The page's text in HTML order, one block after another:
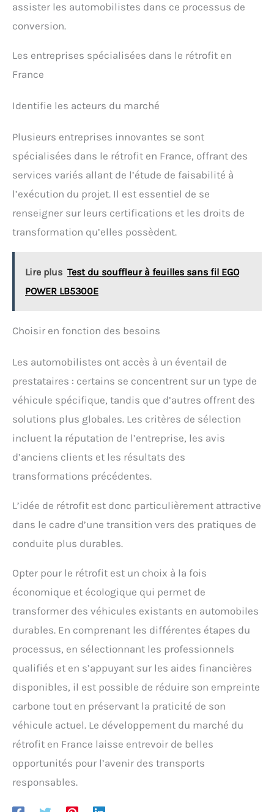
assister les automobilistes dans ce processus de
conversion.
Les entreprises spécialisées dans le rétrofit en
France
Identifie les acteurs du marché
Plusieurs entreprises innovantes se sont
spécialisées dans le rétrofit en France, offrant des
services variés allant de l’étude de faisabilité à
l’exécution du projet. Il est essentiel de se
renseigner sur leurs certifications et les droits de
transformation qu’elles possèdent.
Lire plus Test du souffleur à feuilles sans fil EGO
POWER LB5300E
Choisir en fonction des besoins
Les automobilistes ont accès à un éventail de
prestataires : certains se concentrent sur un type de
véhicule spécifique, tandis que d’autres offrent des
solutions plus globales. Les critères de sélection
incluent la réputation de l’entreprise, les avis
d’anciens clients et les résultats des
transformations précédentes.
L’idée de rétrofit est donc particulièrement attractive
dans le cadre d’une transition vers des pratiques de
conduite plus durables.
Opter pour le rétrofit est un choix à la fois
économique et écologique qui permet de
transformer des véhicules existants en automobiles
durables. En comprenant les différentes étapes du
processus, en sélectionnant les professionnels
qualifiés et en s’appuyant sur les aides financières
disponibles, il est possible de réduire son empreinte
carbone tout en préservant la praticité de son
véhicule actuel. Le développement du marché du
rétrofit en France laisse entrevoir de belles
opportunités pour l’avenir des transports
responsables.